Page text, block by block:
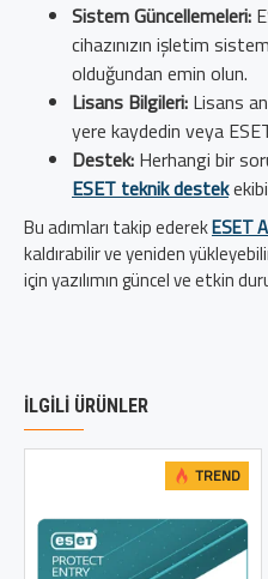
Sistem Güncellemeleri:
cihazınızın işletim
olduğundan emin olun.
Lisans Bilgileri: Lisans
yere kaydedin veya
Destek: Herhangi bir
ESET teknik destek
Bu adımları takip ederekESET
kaldırabilir ve yeniden
için yazılımın güncel ve etkin
İLGILI ÜRÜNLER
TREND